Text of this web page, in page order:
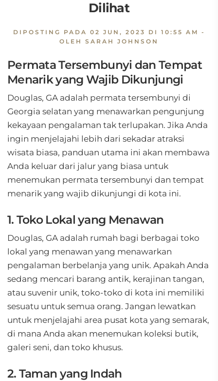
Dilihat
DIPOSTING PADA 02 JUN, 2023 DI 10:55 AM -
OLEH SARAH JOHNSON
Permata Tersembunyi dan Tempat
Menarik yang Wajib Dikunjungi
Douglas, GA adalah permata tersembunyi di
Georgia selatan yang menawarkan pengunjung
kekayaan pengalaman tak terlupakan. Jika Anda
ingin menjelajahi lebih dari sekadar atraksi
wisata biasa, panduan utama ini akan membawa
Anda keluar dari jalur yang biasa untuk
menemukan permata tersembunyi dan tempat
menarik yang wajib dikunjungi di kota ini.
1. Toko Lokal yang Menawan
Douglas, GA adalah rumah bagi berbagai toko
lokal yang menawan yang menawarkan
pengalaman berbelanja yang unik. Apakah Anda
sedang mencari barang antik, kerajinan tangan,
atau suvenir unik, toko-toko di kota ini memiliki
sesuatu untuk semua orang. Jangan lewatkan
untuk menjelajahi area pusat kota yang semarak,
di mana Anda akan menemukan koleksi butik,
galeri seni, dan toko khusus.
2. Taman yang Indah